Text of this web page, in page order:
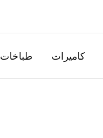
الكويت
منصة
اذاعيةكاميرات طباخات